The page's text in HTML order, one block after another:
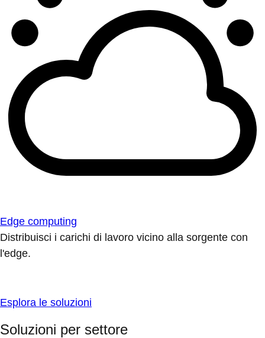
Edge computing
Distribuisci i carichi di lavoro vicino alla sorgente con
l'edge.
Esplora le soluzioni
Soluzioni per settore